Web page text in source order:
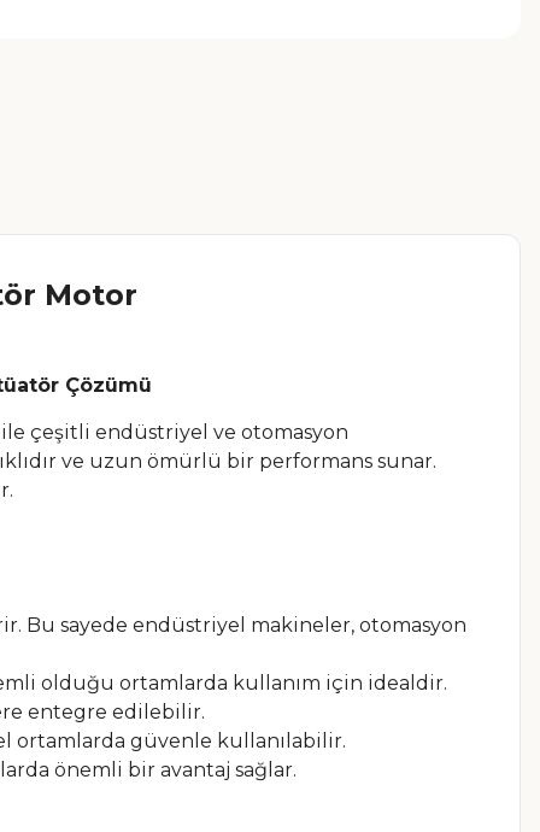
Motor
Çözümü
çeşitli endüstriyel ve otomasyon
ve uzun ömürlü bir performans sunar.
Bu sayede endüstriyel makineler, otomasyon
olduğu ortamlarda kullanım için idealdir.
entegre edilebilir.
ortamlarda güvenle kullanılabilir.
önemli bir avantaj sağlar.